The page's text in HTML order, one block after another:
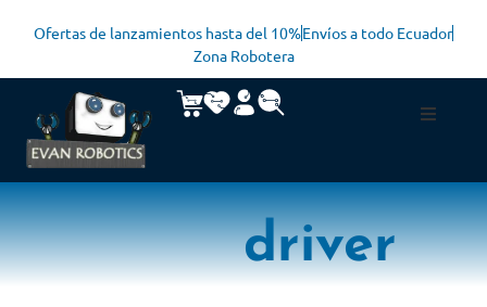
Ofertas de lanzamientos hasta del 10%Envíos a todo Ecuador
Zona Robotera
driver